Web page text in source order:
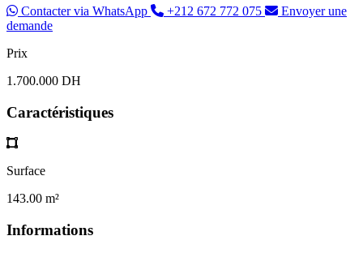
Contacter via WhatsApp +212 672 772 075
Envoyer une
demande
Prix
1.700.000 DH
Caractéristiques
Surface
143.00 m²
Informations